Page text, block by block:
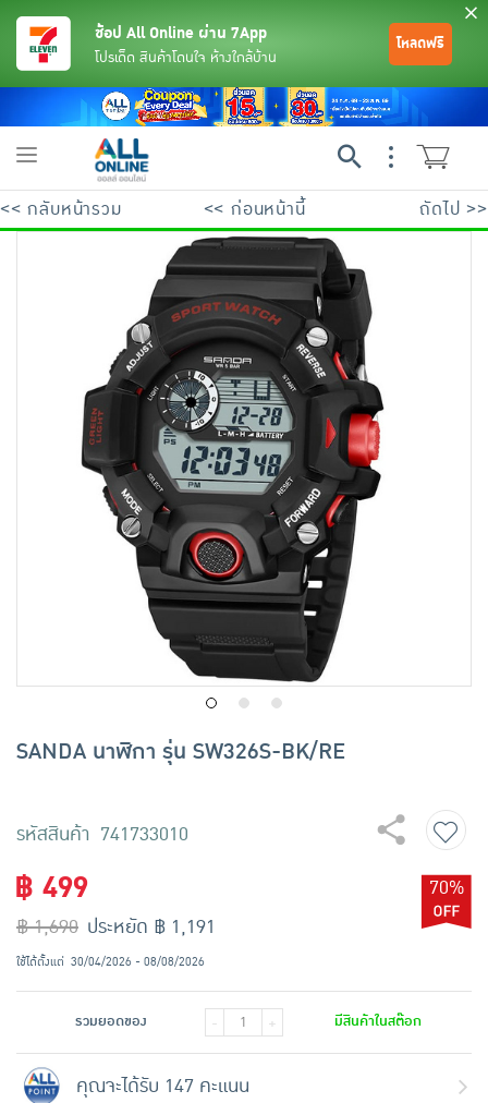
ย้อนกลับ
เครื่องดื่มและผงชงดื่ม
เครื่องปรุงรสและของแห้ง
ขนมขบเคี้ยว และช็อคโกแลต
อาหารสด ผัก ผลไม้และเบเกอรี่
ย้อนกลับ
ย้อนกลับ
ย้อนกลับ
ย้อนกลับ
ย้อนกลับ
ย้อนกลับ
ย้อนกลับ
ย้อนกลับ
ย้อนกลับ
พระเครื่อง test pop
ย้อนกลับ
ช้อป All Online ผ่าน 7App
โปรเด็ด สินค้าโดนใจ ห้างใกล้บ้าน
โหลดฟรี
Toggle
<< กลับหน้ารวม << ก่อนหน้านี้ ถัดไป >>
SANDA นาฬิกา รุ่น SW326S-BK/RE
รหัสสินค้า 741733010
฿ 499
฿ 1,690
70%
ประหยัด ฿ 1,191
ใช้ได้ตั้งแต่ 30/04/2026 - 08/08/2026
รวมยอดของ - + มีสินค้าในสต๊อก
คุณจะได้รับ 147 คะแนน